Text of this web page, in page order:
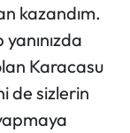
kazandım.
Karacasu
de sizlerin